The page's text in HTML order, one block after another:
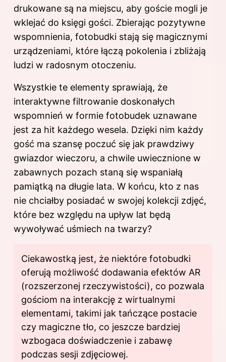
drukowane są na miejscu, aby goście mogli je
wklejać do księgi gości. Zbierając pozytywne
wspomnienia, fotobudki stają się magicznymi
urządzeniami, które łączą pokolenia i zbliżają
ludzi w radosnym otoczeniu.
Wszystkie te elementy sprawiają, że
interaktywne filtrowanie doskonałych
wspomnień w formie fotobudek uznawane
jest za hit każdego wesela. Dzięki nim każdy
gość ma szansę poczuć się jak prawdziwy
gwiazdor wieczoru, a chwile uwiecznione w
zabawnych pozach staną się wspaniałą
pamiątką na długie lata. W końcu, kto z nas
nie chciałby posiadać w swojej kolekcji zdjęć,
które bez względu na upływ lat będą
wywoływać uśmiech na twarzy?
Ciekawostką jest, że niektóre fotobudki
oferują możliwość dodawania efektów AR
(rozszerzonej rzeczywistości), co pozwala
gościom na interakcję z wirtualnymi
elementami, takimi jak tańczące postacie
czy magiczne tło, co jeszcze bardziej
wzbogaca doświadczenie i zabawę
podczas sesji zdjęciowej.